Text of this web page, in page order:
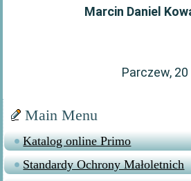
Marcin Daniel
Parczew,
Main Menu
Katalog online Primo
Standardy Ochrony Małoletnich